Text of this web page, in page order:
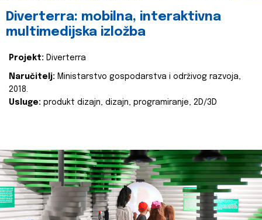
Diverterra: mobilna, interaktivna
multimedijska izložba
Projekt: Diverterra
Naručitelj: Ministarstvo gospodarstva i održivog razvoja,
2018.
Usluge: produkt dizajn, dizajn, programiranje, 2D/3D